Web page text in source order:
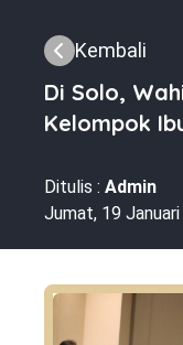
Kembali
Di Solo,
Kelompok
Ditulis : Admin
Jumat, 19